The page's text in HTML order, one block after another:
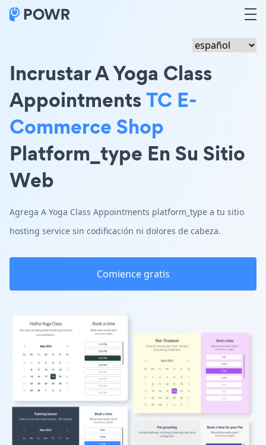
Incrustar A Yoga Class
AppointmentsTC E-
Commerce Shop
Platform_type En Su Sitio
Web
Agrega A Yoga Class Appointments platform_type a tu sitio
hosting service sin codificación ni dolores de cabeza.
Comience gratis